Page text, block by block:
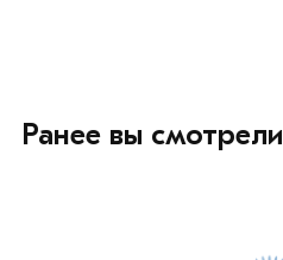
Ранее вы смотрели